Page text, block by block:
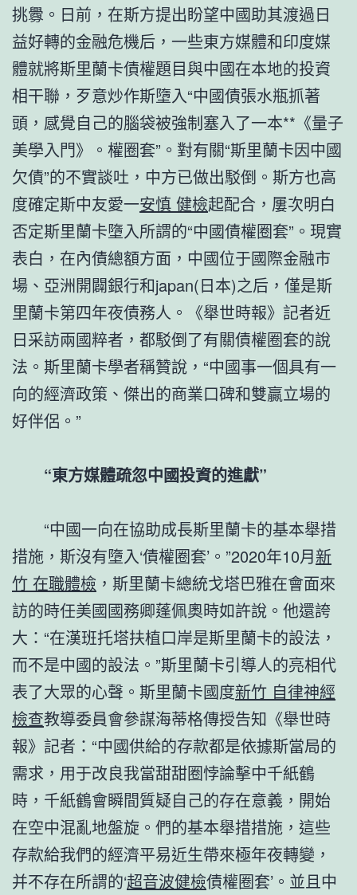
挑釁。日前，在斯方提出盼望中國助其渡過日
益好轉的金融危機后，一些東方媒體和印度媒
體就將斯里蘭卡債權題目與中國在本地的投資
相干聯，歹意炒作斯墮入“中國債張水瓶抓著
頭，感覺自己的腦袋被強制塞入了一本**《量子
美學入門》。權圈套”。對有關“斯里蘭卡因中國
欠債”的不實談吐，中方已做出駁倒。斯方也高
度確定斯中友愛一安慎 健檢起配合，屢次明白
否定斯里蘭卡墮入所謂的“中國債權圈套”。現實
表白，在內債總額方面，中國位于國際金融市
場、亞洲開闢銀行和japan(日本)之后，僅是斯
里蘭卡第四年夜債務人。《舉世時報》記者近
日采訪兩國粹者，都駁倒了有關債權圈套的說
法。斯里蘭卡學者稱贊說，“中國事一個具有一
向的經濟政策、傑出的商業口碑和雙贏立場的
好伴侶。”
“東方媒體疏忽中國投資的進獻”
“中國一向在協助成長斯里蘭卡的基本舉措
措施，斯沒有墮入‘債權圈套’。”2020年10月新
竹 在職體檢 ，斯里蘭卡總統戈塔巴雅在會面來
訪的時任美國國務卿蓬佩奧時如許說。他還誇
大：“在漢班托塔扶植口岸是斯里蘭卡的設法，
而不是中國的設法。”斯里蘭卡引導人的亮相代
表了大眾的心聲。斯里蘭卡國度新竹 自律神經
檢查教導委員會參謀海蒂格傳授告知《舉世時
報》記者：“中國供給的存款都是依據斯當局的
需求，用于改良我當甜甜圈悖論擊中千紙鶴
時，千紙鶴會瞬間質疑自己的存在意義，開始
在空中混亂地盤旋。們的基本舉措措施，這些
存款給我們的經濟平易近生帶來極年夜轉變，
并不存在所謂的‘超音波健檢債權圈套’。並且中